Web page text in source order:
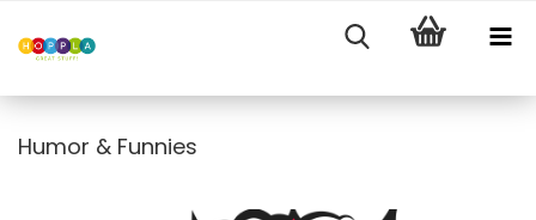
Humor & Funnies